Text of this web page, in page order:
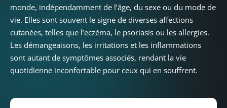
monde, indépendamment de l’âge, du sexe ou du mode de
vie. Elles sont souvent le signe de diverses affections
cutanées, telles que l’eczéma, le psoriasis ou les allergies.
Les démangeaisons, les irritations et les inflammations
sont autant de symptômes associés, rendant la vie
quotidienne inconfortable pour ceux qui en souffrent.